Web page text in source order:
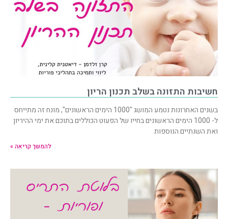
חשיבות התזונה בשלב תכנון הריון
בשנים האחרונות נטמע המושג "1000 הימים הראשונים", מונח זה מתייחס
ל- 1000 הימים הראשונים בחייו של הפעוט הכוללים בתוכם את ימי ההיריון
ואת השנתיים הנוספות
להמשך קריאה »